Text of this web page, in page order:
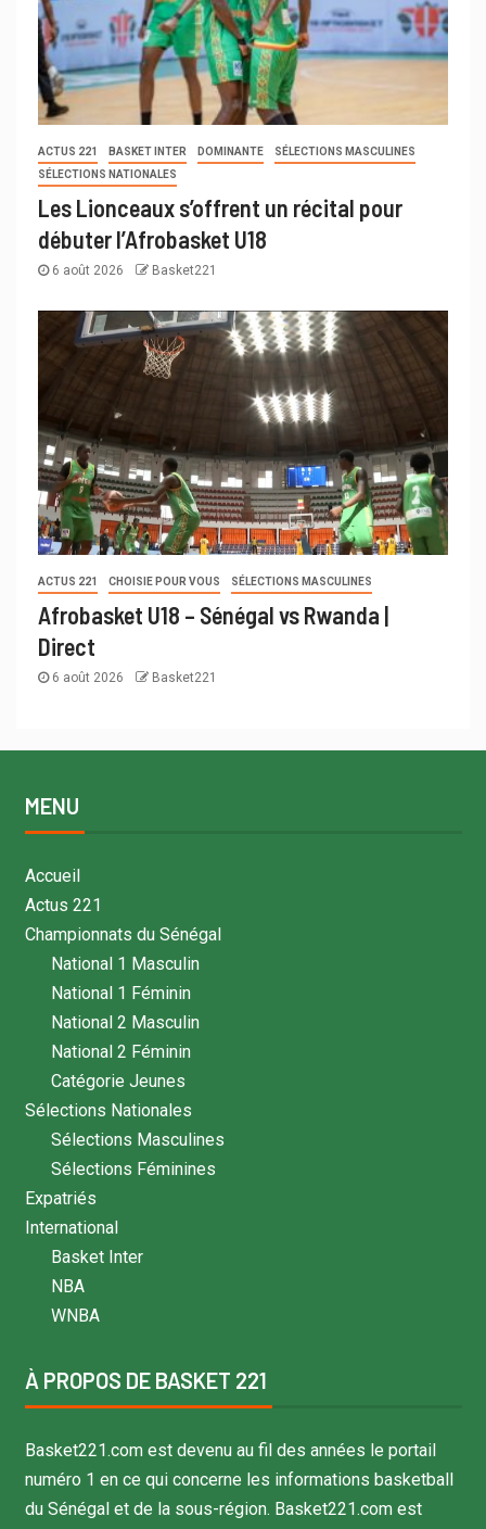
ACTUS 221 BASKET INTER DOMINANTE
SÉLECTIONS MASCULINES
SÉLECTIONS NATIONALES
Les Lionceaux s’offrent un récital pour
débuter l’Afrobasket U18
6 août 2026 Basket221
ACTUS 221 CHOISIE POUR VOUS SÉLECTIONS MASCULINES
Afrobasket U18 – Sénégal vs Rwanda |
Direct
6 août 2026 Basket221
MENU
Accueil
Actus 221
Championnats du Sénégal
National 1 Masculin
National 1 Féminin
National 2 Masculin
National 2 Féminin
Catégorie Jeunes
Sélections Nationales
Sélections Masculines
Sélections Féminines
Expatriés
International
Basket Inter
NBA
WNBA
À PROPOS DE BASKET 221
Basket221.com est devenu au fil des années le portail
numéro 1 en ce qui concerne les informations basketball
du Sénégal et de la sous-région. Basket221.com est